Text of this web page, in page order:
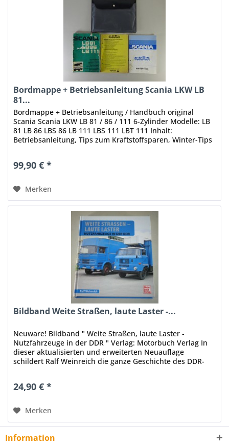
Bordmappe + Betriebsanleitung Scania LKW LB
81...
Bordmappe + Betriebsanleitung / Handbuch original
Scania Scania LKW LB 81 / 86 / 111 6-Zylinder Modelle: LB
81 LB 86 LBS 86 LB 111 LBS 111 LBT 111 Inhalt:
Betriebsanleitung, Tips zum Kraftstoffsparen, Winter-Tips
99,90 € *
Merken
Bildband Weite Straßen, laute Laster -...
Neuware! Bildband " Weite Straßen, laute Laster -
Nutzfahrzeuge in der DDR " Verlag: Motorbuch Verlag In
dieser aktualisierten und erweiterten Neuauflage
schildert Ralf Weinreich die ganze Geschichte des DDR-
24,90 € *
Merken
Information